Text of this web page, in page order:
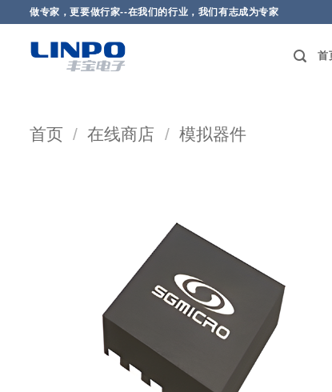
做专家，更要做行家--在我们的行业，我们有志成为专家
首
首页 / 在线商店 / 模拟器件